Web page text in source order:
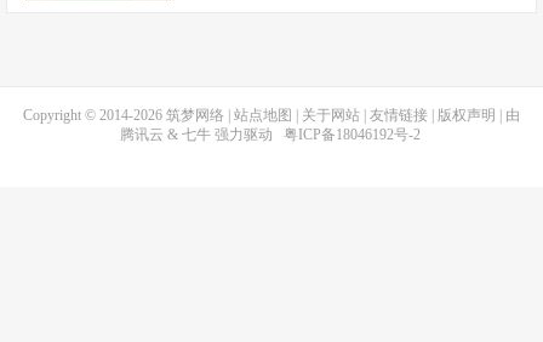
Copyright © 2014-2026 筑梦网络 站点地图 关于网站 友情链接 版权声明
| 由
腾讯云 & 七牛强力驱动 粤ICP备18046192号-2